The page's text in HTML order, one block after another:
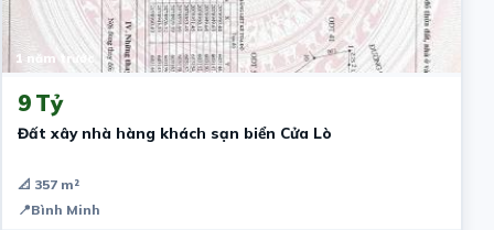
1 năm trước
9 Tỷ
Đất xây nhà hàng khách sạn biển Cửa Lò
📐 357 m²
📍Bình Minh